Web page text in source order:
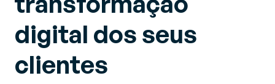
digital dos seus
clientes